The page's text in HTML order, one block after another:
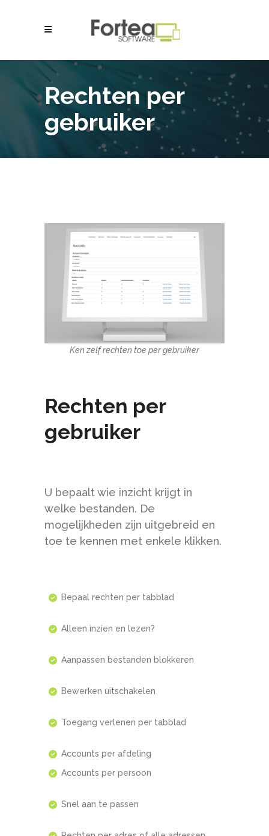
Rechten per
gebruiker
Ken zelf rechten toe per gebruiker
Rechten per
gebruiker
U bepaalt wie inzicht krijgt in
welke bestanden. De
mogelijkheden zijn uitgebreid en
toe te kennen met enkele klikken.
Bepaal rechten per tabblad
Alleen inzien en lezen?
Aanpassen bestanden blokkeren
Bewerken uitschakelen
Toegang verlenen per tabblad
Accounts per afdeling
Accounts per persoon
Snel aan te passen